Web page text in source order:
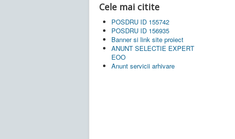
Cele mai citite
POSDRU ID 155742
POSDRU ID 156935
Banner si link site proiect
ANUNT SELECTIE EXPERT
EOO
Anunt servicii arhivare